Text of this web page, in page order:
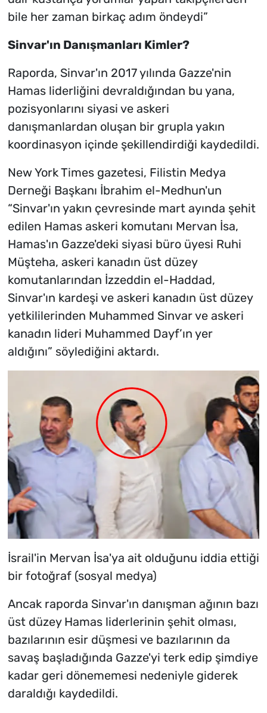
bile her zaman birkaç adım öndeydi”
Sinvar'ın Danışmanları Kimler?
Raporda, Sinvar'ın 2017 yılında Gazze'nin
Hamas liderliğini devraldığından bu yana,
pozisyonlarını siyasi ve askeri
danışmanlardan oluşan bir grupla yakın
koordinasyon içinde şekillendirdiği kaydedildi.
New York Times gazetesi, Filistin Medya
Derneği Başkanı İbrahim el-Medhun'un
“Sinvar'ın yakın çevresinde mart ayında şehit
edilen Hamas askeri komutanı Mervan İsa,
Hamas'ın Gazze'deki siyasi büro üyesi Ruhi
Müşteha, askeri kanadın üst düzey
komutanlarından İzzeddin el-Haddad,
Sinvar'ın kardeşi ve askeri kanadın üst düzey
yetkililerinden Muhammed Sinvar ve askeri
kanadın lideri Muhammed Dayf’ın yer
aldığını” söylediğini aktardı.
İsrail'in Mervan İsa'ya ait olduğunu iddia ettiği
bir fotoğraf (sosyal medya)
Ancak raporda Sinvar'ın danışman ağının bazı
üst düzey Hamas liderlerinin şehit olması,
bazılarının esir düşmesi ve bazılarının da
savaş başladığında Gazze'yi terk edip şimdiye
kadar geri dönememesi nedeniyle giderek
daraldığı kaydedildi.